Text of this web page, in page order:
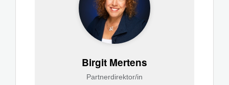
Birgit Mertens
Partnerdirektor/in